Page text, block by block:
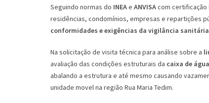
Seguindo normas do INEAe ANVISAcom certificação
residências, condomínios, empresas e repartições
conformidades e exigências da vigilância sanitária
Na solicitação de visita técnica para análise sobre a
avaliação das condições estruturais da caixa de
abalando a estrutura e até mesmo causando
unidade movel na região Rua Maria Tedim.